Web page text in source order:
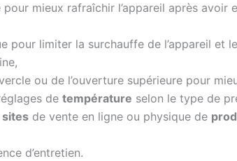
mieux rafraîchir l’appareil après avoir
pour limiter la surchauffe de l’appareil et
ou de l’ouverture supérieure pour
de température selon le type de
sites de vente en ligne ou physique de
d’entretien.